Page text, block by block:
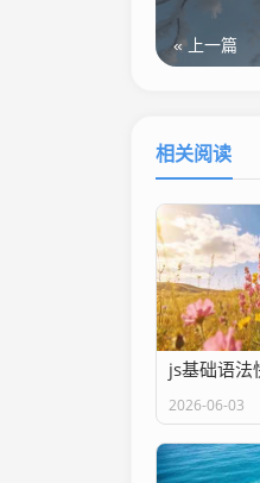
« 上一篇
相关阅读
2026-06-03